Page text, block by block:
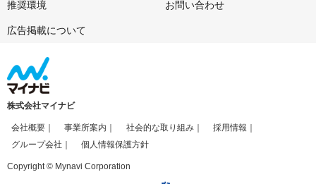
推奨環境 お問い合わせ
広告掲載について
株式会社マイナビ
会社概要 事業所案内 社会的な取り組み
採用情報
グループ会社
個人情報保護方針
Copyright © Mynavi Corporation